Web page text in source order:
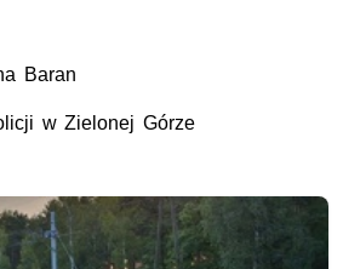
Baran
w Zielonej Górze